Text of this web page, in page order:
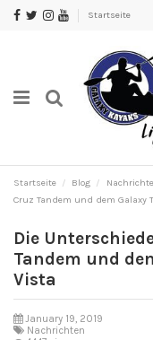
Startseite
Startseite Blog
Cruz Tandem und dem Galaxy
Die
Tandem und
Vista
January 19, 2019
Nachrichten